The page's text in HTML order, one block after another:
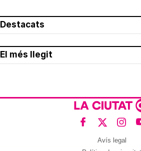
Destacats
El més llegit
Avís legal